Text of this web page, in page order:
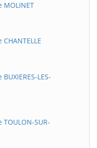
LES-
SUR-